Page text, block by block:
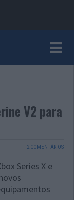
V2 para
2 COMENTÁRIOS
Series X e